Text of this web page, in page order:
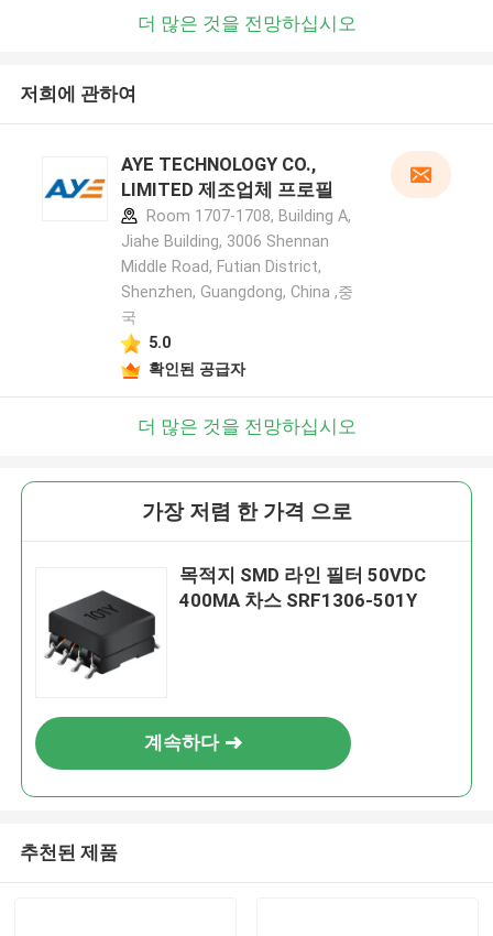
더 많은 것을 전망하십시오
저희에 관하여
AYE TECHNOLOGY CO.,
LIMITED 제조업체 프로필
Room 1707-1708, Building A,
Jiahe Building, 3006 Shennan
Middle Road, Futian District,
Shenzhen, Guangdong, China ,중
국
5.0
확인된 공급자
더 많은 것을 전망하십시오
가장 저렴 한 가격 으로
목적지 SMD 라인 필터 50VDC
400MA 차스 SRF1306-501Y
계속하다
추천된 제품